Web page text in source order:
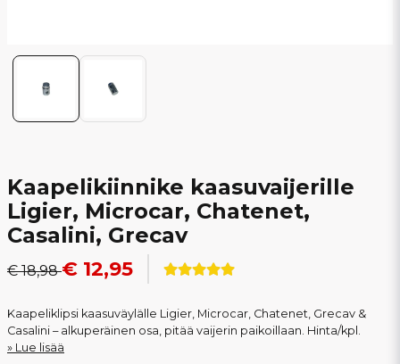
Kaapelikiinnike kaasuvaijerille
Ligier, Microcar, Chatenet,
Casalini, Grecav
€ 18,98€ 12,95
Kaapeliklipsi kaasuväylälle Ligier, Microcar, Chatenet, Grecav &
Casalini – alkuperäinen osa, pitää vaijerin paikoillaan. Hinta/kpl.
Lue lisää